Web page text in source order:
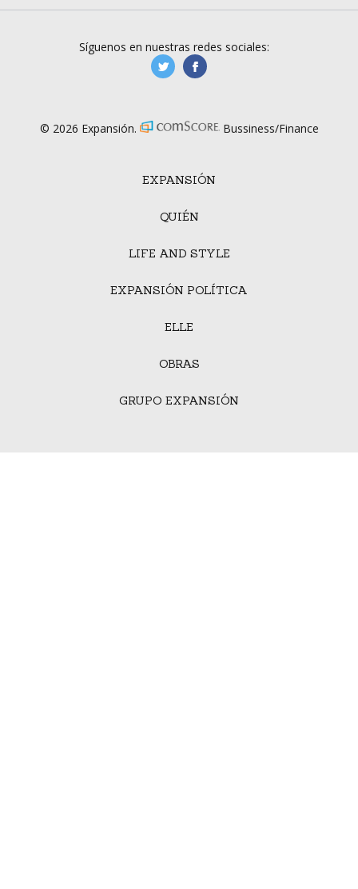
EXPANSIÓN
QUIÉN
LIFE AND STYLE
EXPANSIÓN POLÍTICA
ELLE
OBRAS
GRUPO EXPANSIÓN
Síguenos en nuestras redes sociales:
manufacturaGE
© 2026 Expansión. Bussiness/Finance